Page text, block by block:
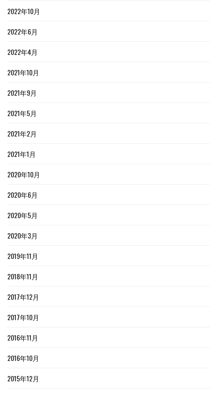
2022年10月
2022年6月
2022年4月
2021年10月
2021年9月
2021年5月
2021年2月
2021年1月
2020年10月
2020年6月
2020年5月
2020年3月
2019年11月
2018年11月
2017年12月
2017年10月
2016年11月
2016年10月
2015年12月